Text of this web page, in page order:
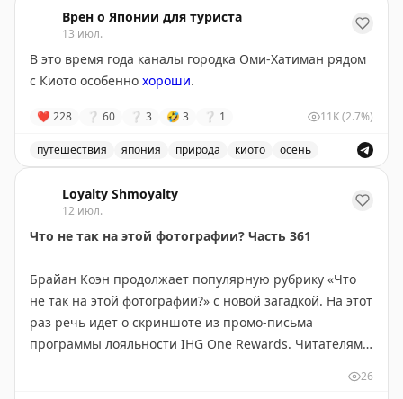
номер, а ужин превратился в экскурсию по винному
погребу. Канадский маршрут длиннее, но предлагает
более продолжительные красивые виды: озера и леса
Северного Онтарио, Канадские Скалистые горы.
Совет: если едите ради пейзажей — выбирайте
Канаду и выделите 5-6 дней, посетив малые города
вроде Вавы или Муз-Джо. Если спешите — США
справедливо конкурируют, особенно если оставить
место для неожиданных открытий.
Points Miles and Bling |Original
Врен о Японии для туриста
13 июл.
В это время года каналы городка Оми-Хатиман рядом
с Киото особенно хороши.
❤ 228 ❔ 60 ❔ 3 🤣 3 ❔ 1 11K(2.7%)
путешествия япония природа киото осень
Loyalty Shmoyalty
12 июл.
Что не так на этой фотографии? Часть 361
Брайан Коэн продолжает популярную рубрику «Что
не так на этой фотографии?» с новой загадкой. На этот
раз речь идет о скриншоте из промо-письма
программы лояльности IHG One Rewards. Читателям
26